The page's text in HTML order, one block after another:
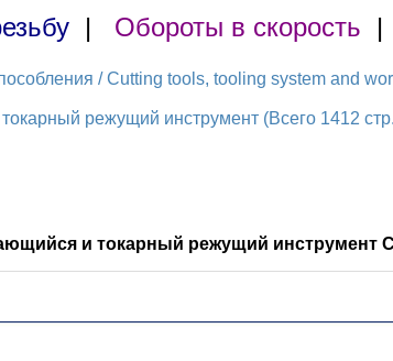
| Обороты в скорость |
/ Cutting tools, tooling system and
режущий инструмент (Всего 1412
и токарный режущий инструмент